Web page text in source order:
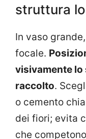
struttura
In vaso
focale.
visivamente lo
raccolto.
o cemento
dei fiori; evita
che